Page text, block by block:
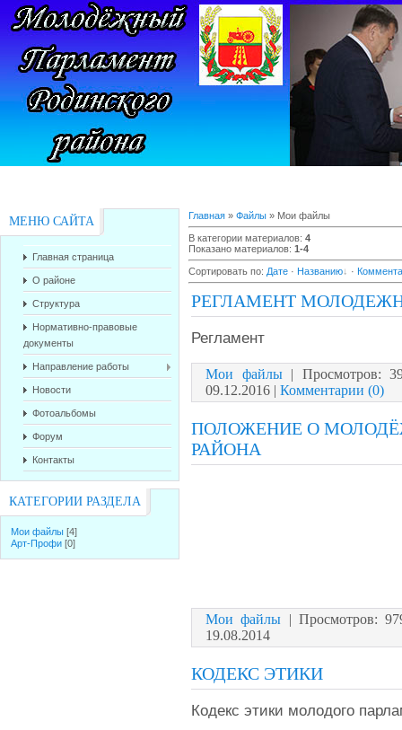
МЕНЮ САЙТА
Главная страница
О районе
Структура
Нормативно-правовые
документы
Направление работы
Новости
Фотоальбомы
Форум
Контакты
КАТЕГОРИИ РАЗДЕЛА
Мои файлы [4]
Арт-Профи [0]
Главная » Файлы » Мои файлы
В категории материалов: 4
Показано материалов: 1-4
Сортировать по: Дате · Названию ·
РЕГЛАМЕНТ
Регламент
Мои файлы| Просмотров:
09.12.2016 | Комментарии (0)
ПОЛОЖЕНИЕ О
РАЙОНА
Мои файлы |Просмотров:
19.08.2014
КОДЕКС ЭТИКИ
Кодекс этики молодого